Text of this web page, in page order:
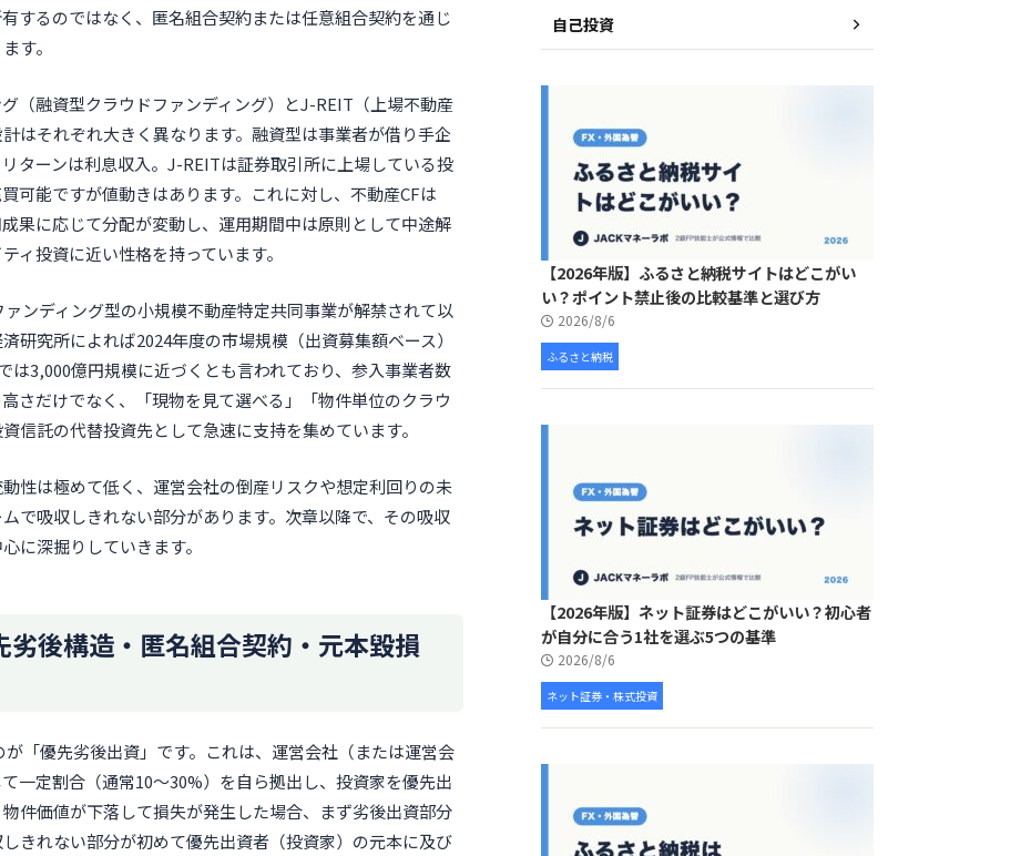
するのではなく、匿名組合契約または任意組合契約を通じ
す。
（融資型クラウドファンディング）とJ-REIT（上場不動産
はそれぞれ大きく異なります。融資型は事業者が借り手企
ターンは利息収入。J-REITは証券取引所に上場している投
可能ですが値動きはあります。これに対し、不動産CFは
果に応じて分配が変動し、運用期間中は原則として中途解
ィ投資に近い性格を持っています。
ンディング型の小規模不動産特定共同事業が解禁されて以
研究所によれば2024年度の市場規模（出資募集額ベース）
は3,000億円規模に近づくとも言われており、参入事業者数
さだけでなく、「現物を見て選べる」「物件単位のクラウ
信託の代替投資先として急速に支持を集めています。
性は極めて低く、運営会社の倒産リスクや想定利回りの未
で吸収しきれない部分があります。次章以降で、その吸収
に深掘りしていきます。
後構造・匿名組合契約・元本毀損
「優先劣後出資」です。これは、運営会社（または運営会
一定割合（通常10〜30%）を自ら拠出し、投資家を優先出
件価値が下落して損失が発生した場合、まず劣後出資部分
きれない部分が初めて優先出資者（投資家）の元本に及び
自己投資
【2026年版】ふるさと納税サイトはどこがい
い？ポイント禁止後の比較基準と選び方
2026/8/6
ふるさと納税
【2026年版】ネット証券はどこがいい？初心者
が自分に合う1社を選ぶ5つの基準
2026/8/6
ネット証券・株式投資